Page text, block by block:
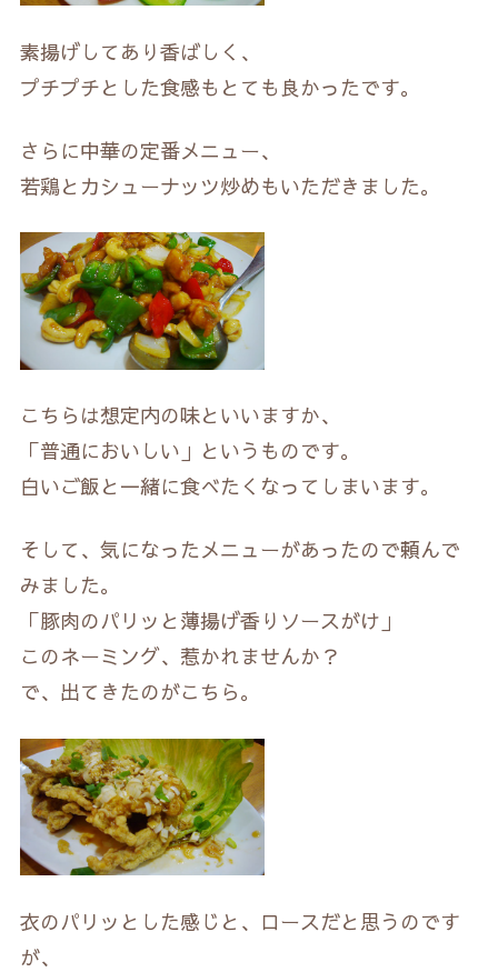
素揚げしてあり香ばしく、
プチプチとした食感もとても良かったです。
さらに中華の定番メニュー、
若鶏とカシューナッツ炒めもいただきました。
こちらは想定内の味といいますか、
「普通においしい」というものです。
白いご飯と一緒に食べたくなってしまいます。
そして、気になったメニューがあったので頼んで
みました。
「豚肉のパリッと薄揚げ香りソースがけ」
このネーミング、惹かれませんか？
で、出てきたのがこちら。
衣のパリッとした感じと、ロースだと思うのです
が、